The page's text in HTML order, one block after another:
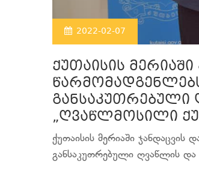
2022-02-07
ქუთაისის
განსაკუთრებული
„ღვაწლმოსილი
ქუთაისის მერიაში
განსაკუთრებული ღვაწლის და